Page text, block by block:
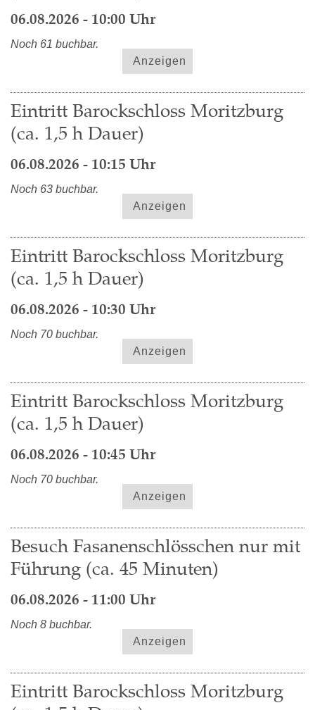
06.08.2026 - 10:00 Uhr
Noch 61 buchbar.
Anzeigen
Eintritt Barockschloss Moritzburg
(ca. 1,5 h Dauer)
06.08.2026 - 10:15 Uhr
Noch 63 buchbar.
Anzeigen
Eintritt Barockschloss Moritzburg
(ca. 1,5 h Dauer)
06.08.2026 - 10:30 Uhr
Noch 70 buchbar.
Anzeigen
Eintritt Barockschloss Moritzburg
(ca. 1,5 h Dauer)
06.08.2026 - 10:45 Uhr
Noch 70 buchbar.
Anzeigen
Besuch Fasanenschlösschen nur mit
Führung (ca. 45 Minuten)
06.08.2026 - 11:00 Uhr
Noch 8 buchbar.
Anzeigen
Eintritt Barockschloss Moritzburg